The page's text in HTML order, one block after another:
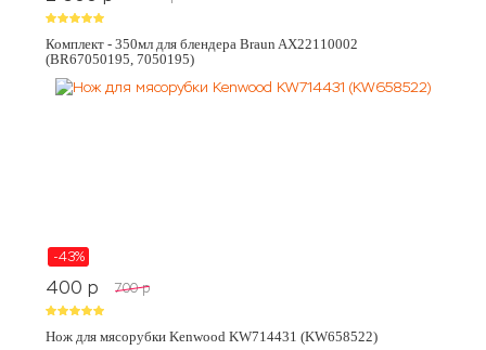
Комплект - 350мл для блендера Braun AX22110002
(BR67050195, 7050195)
-43%
400 p 700 p
Нож для мясорубки Kenwood KW714431 (KW658522)